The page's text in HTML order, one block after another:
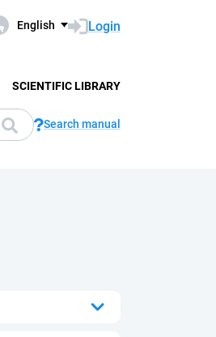
English Login
SCIENTIFIC LIBRARY
Search manual